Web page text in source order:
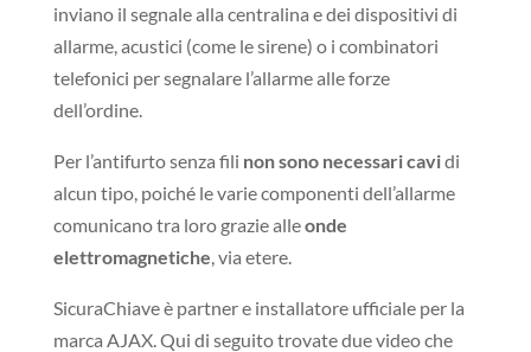
inviano il segnale alla centralina e dei dispositivi di
allarme, acustici (come le sirene) o i combinatori
telefonici per segnalare l’allarme alle forze
dell’ordine.
Per l’antifurto senza fili non sono necessari cavidi
alcun tipo, poiché le varie componenti dell’allarme
comunicano tra loro grazie alleonde
elettromagnetiche, via etere.
SicuraChiave è partner e installatore ufficiale per la
marca AJAX. Qui di seguito trovate due video che